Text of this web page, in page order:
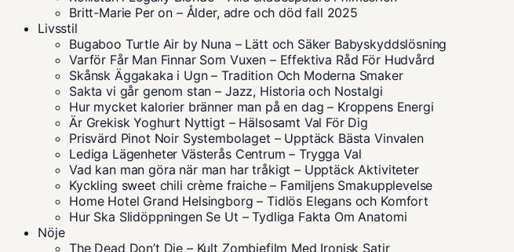
Britt-Marie Per on – Ålder, adre och död fall 2025
Livsstil
Bugaboo Turtle Air by Nuna – Lätt och Säker Babyskyddslösning
Varför Får Man Finnar Som Vuxen – Effektiva Råd För Hudvård
Skånsk Äggakaka i Ugn – Tradition Och Moderna Smaker
Sakta vi går genom stan – Jazz, Historia och Nostalgi
Hur mycket kalorier bränner man på en dag – Kroppens Energi
Är Grekisk Yoghurt Nyttigt – Hälsosamt Val För Dig
Prisvärd Pinot Noir Systembolaget – Upptäck Bästa Vinvalen
Lediga Lägenheter Västerås Centrum – Trygga Val
Vad kan man göra när man har tråkigt – Upptäck Aktiviteter
Kyckling sweet chili crème fraiche – Familjens Smakupplevelse
Home Hotel Grand Helsingborg – Tidlös Elegans och Komfort
Hur Ska Slidöppningen Se Ut – Tydliga Fakta Om Anatomi
Nöje
The Dead Don’t Die – Kult Zombiefilm Med Ironisk Satir